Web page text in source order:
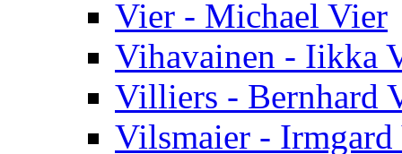
Vier - Michael Vier
Vihavainen - Iikka
Villiers - Bernhard
Vilsmaier -